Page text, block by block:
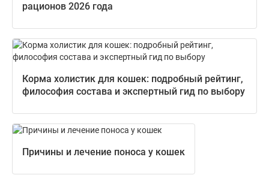
рационов 2026 года
Корма холистик для кошек: подробный рейтинг,
философия состава и экспертный гид по выбору
Причины и лечение поноса у кошек